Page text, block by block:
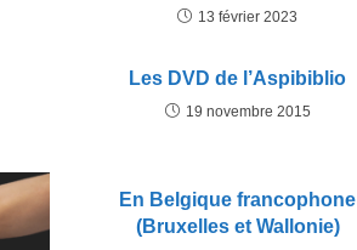
13 février 2023
Les DVD de l’Aspibiblio
19 novembre 2015
En Belgique francophone
(Bruxelles et Wallonie)